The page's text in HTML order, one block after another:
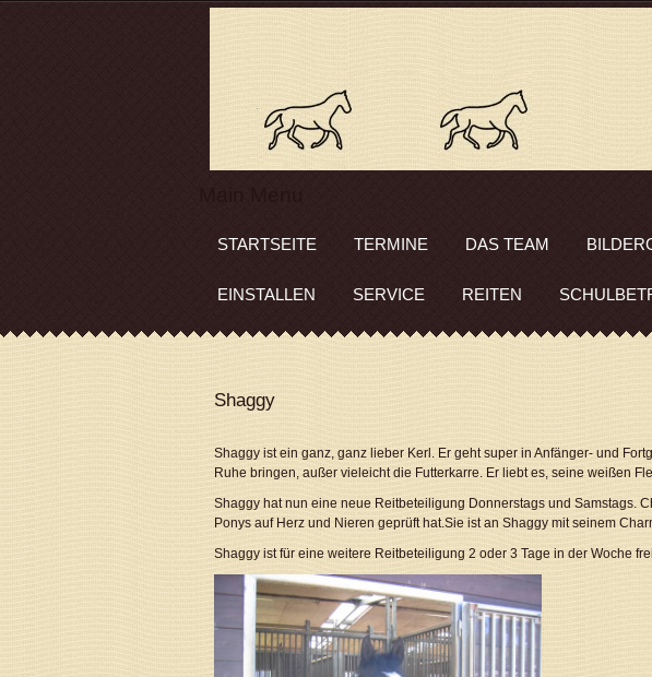
STARTSEITE TERMINE DAS TEAM
EINSTALLEN SERVICE REITEN
Shaggy
Shaggy ist ein ganz, ganz lieber Kerl. Er geht super in Anfänger- und
Ruhe bringen, außer vieleicht die Futterkarre. Er liebt es, seine weißen
Shaggy hat nun eine neue Reitbeteiligung Donnerstags und Samstags.
Ponys auf Herz und Nieren geprüft hat.Sie ist an Shaggy mit seinem
Shaggy ist für eine weitere Reitbeteiligung 2 oder 3 Tage in der Woche